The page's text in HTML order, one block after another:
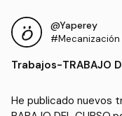
@Yaperey
#Mecanización
Trabajos-TRABAJO
He publicado nuevos